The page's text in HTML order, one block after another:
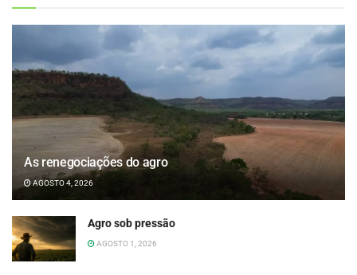
As renegociações do agro
AGOSTO 4, 2026
Agro sob pressão
AGOSTO 1, 2026